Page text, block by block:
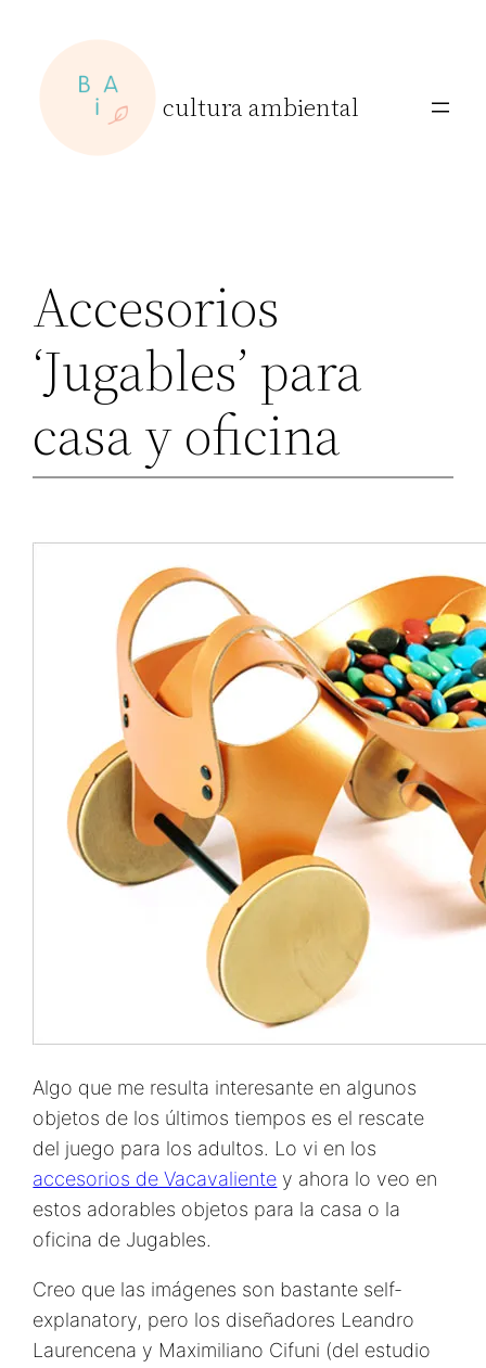
content
cultura ambiental
Accesorios
‘Jugables’ para
casa y oficina
Algo que me resulta interesante en algunos
objetos de los últimos tiempos es el rescate
del juego para los adultos. Lo vi en los
accesorios de Vacavaliente y ahora lo veo en
estos adorables objetos para la casa o la
oficina de Jugables.
Creo que las imágenes son bastante self-
explanatory, pero los diseñadores Leandro
Laurencena y Maximiliano Cifuni (del estudio